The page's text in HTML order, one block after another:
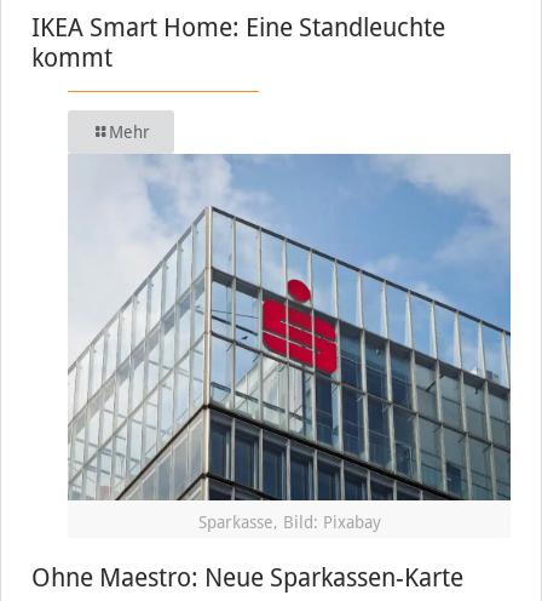
IKEA Smart Home: Eine Standleuchte
kommt
Mehr
Sparkasse, Bild: Pixabay
Ohne Maestro: Neue Sparkassen-Karte